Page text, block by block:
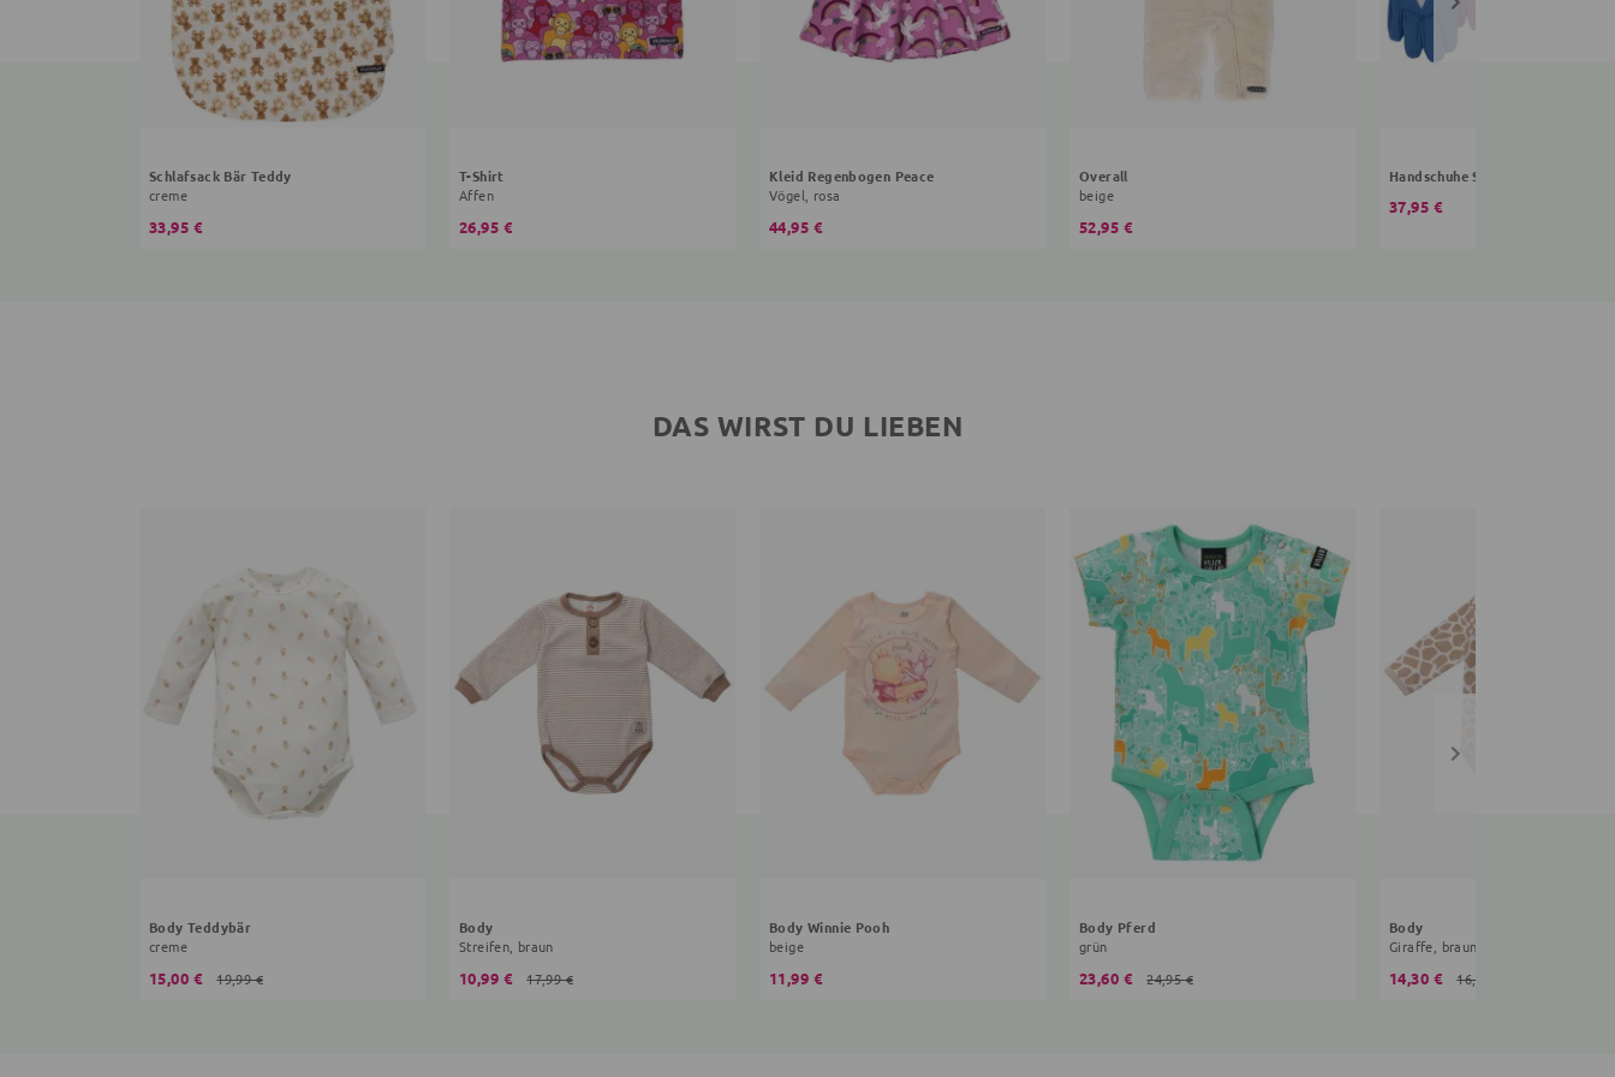
Schlafsack Bär Teddy
creme
33,95 €
T-Shirt
Affen
26,95 €
Kleid Regenbogen Peace
Vögel, rosa
44,95 €
Overall
beige
52,95 €
Handschuhe Sterne
37,95 €
DAS WIRST DU LIEBEN
Body Teddybär
creme
15,00 € 19,99 €
Body
Streifen, braun
10,99 € 17,99 €
Body Winnie Pooh
beige
11,99 €
Body Pferd
grün
23,60 € 24,95 €
Body
Giraffe, braun
14,30 € 16,99 €